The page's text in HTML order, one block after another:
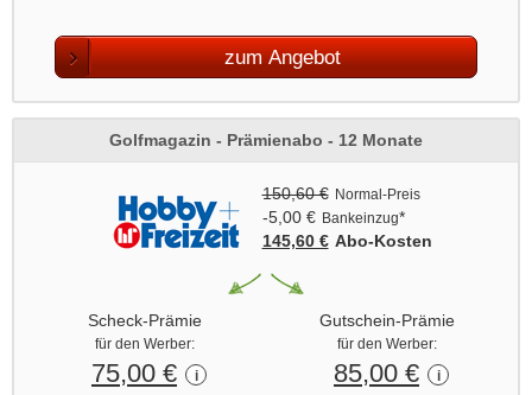
zum Angebot
Golfmagazin - Prämienabo - 12 Monate
150,60 € Normal-Preis
-5,00 € Bankeinzug*
145,60 € Abo‑Kosten
Scheck-Prämie
für den Werber:
75,00 € i
Gutschein-Prämie
für den Werber:
85,00 € i